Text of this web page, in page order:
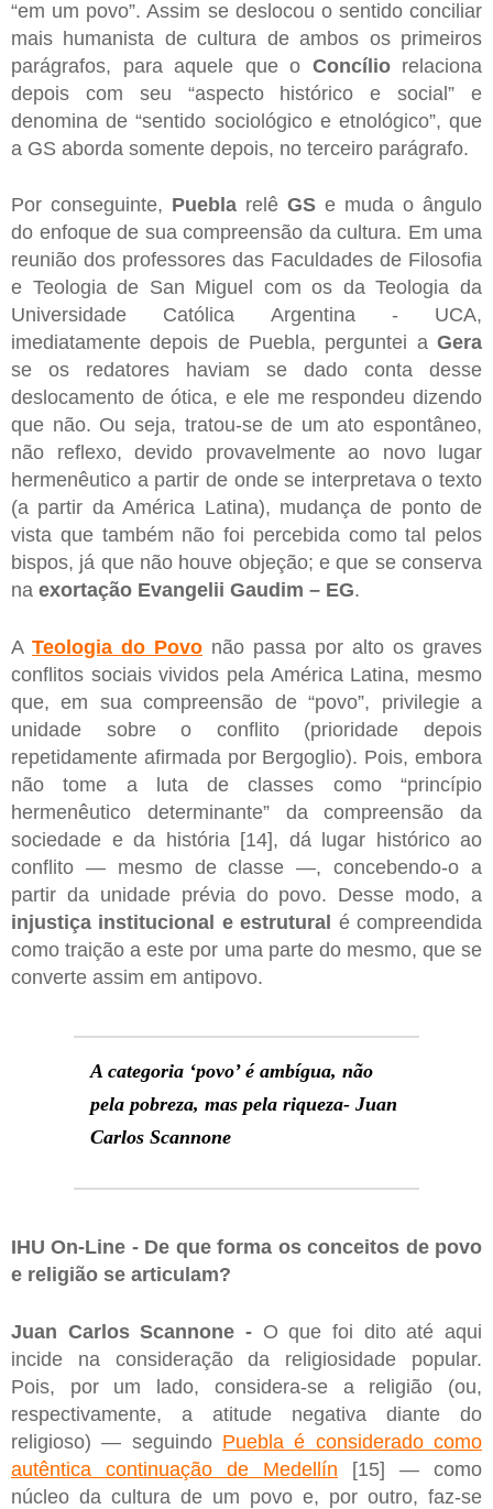
“em um povo”. Assim se deslocou o sentido conciliar
mais humanista de cultura de ambos os primeiros
parágrafos, para aquele que o Concíliorelaciona
depois com seu “aspecto histórico e social” e
denomina de “sentido sociológico e etnológico”, que
a GS aborda somente depois, no terceiro parágrafo.
Por conseguinte, Puebla relê GS e muda o ângulo
do enfoque de sua compreensão da cultura. Em uma
reunião dos professores das Faculdades de Filosofia
e Teologia de San Miguel com os da Teologia da
Universidade Católica Argentina - UCA,
imediatamente depois de Puebla, perguntei a Gera
se os redatores haviam se dado conta desse
deslocamento de ótica, e ele me respondeu dizendo
que não. Ou seja, tratou-se de um ato espontâneo,
não reflexo, devido provavelmente ao novo lugar
hermenêutico a partir de onde se interpretava o texto
(a partir da América Latina), mudança de ponto de
vista que também não foi percebida como tal pelos
bispos, já que não houve objeção; e que se conserva
na exortação Evangelii Gaudim – EG.
A Teologia do Povo não passa por alto os graves
conflitos sociais vividos pela América Latina, mesmo
que, em sua compreensão de “povo”, privilegie a
unidade sobre o conflito (prioridade depois
repetidamente afirmada por Bergoglio). Pois, embora
não tome a luta de classes como “princípio
hermenêutico determinante” da compreensão da
sociedade e da história [14], dá lugar histórico ao
conflito — mesmo de classe —, concebendo-o a
partir da unidade prévia do povo. Desse modo, a
injustiça institucional e estrutural é compreendida
como traição a este por uma parte do mesmo, que se
converte assim em antipovo.
A categoria ‘povo’ é ambígua, não
pela pobreza, mas pela riqueza- Juan
Carlos Scannone
IHU On-Line - De que forma os conceitos de povo
e religião se articulam?
Juan Carlos Scannone - O que foi dito até aqui
incide na consideração da religiosidade popular.
Pois, por um lado, considera-se a religião (ou,
respectivamente, a atitude negativa diante do
religioso) — seguindo Puebla é considerado como
autêntica continuação de Medellín [15] — como
núcleo da cultura de um povo e, por outro, faz-se